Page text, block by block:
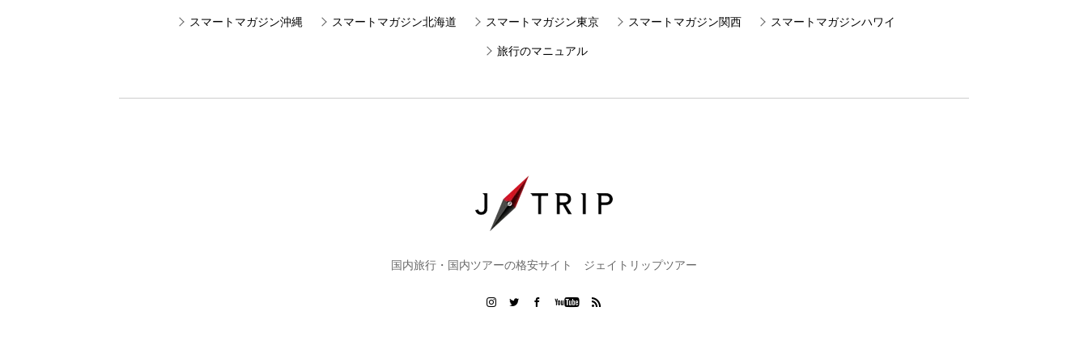
スマートマガジン沖縄 スマートマガジン北海道 スマートマガジン東京 スマートマガジン関西 スマートマガジンハワイ
旅行のマニュアル
国内旅行・国内ツアーの格安サイト ジェイトリップツアー